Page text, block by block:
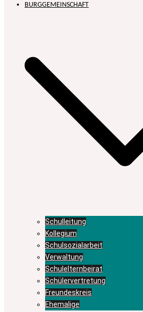
BURGGEMEINSCHAFT
Schulleitung
Kollegium
Schulsozialarbeit
Verwaltung
Schulelternbeirat
Schülervertretung
Freundeskreis
Ehemalige